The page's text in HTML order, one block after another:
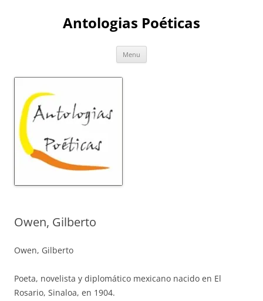
Antologias Poéticas
Menu
Owen, Gilberto
Owen, Gilberto
Poeta, novelista y diplomático mexicano nacido en El
Rosario, Sinaloa, en 1904.